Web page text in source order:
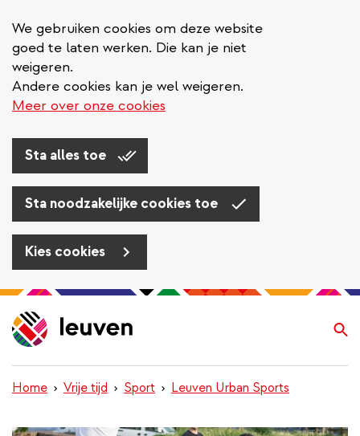
We gebruiken cookies om deze website
goed te laten werken. Die kan je niet
weigeren.
Andere cookies kan je wel weigeren.
Meer over onze cookies
Sta alles toe
Sta noodzakelijke cookies toe
Kies cookies
Overslaan
en
naar
inhoud
gaan
Home Vrije tijd Sport Leuven Urban Sports